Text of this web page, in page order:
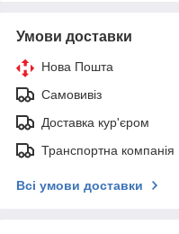
Умови доставки
Нова Пошта
Самовивіз
Доставка кур'єром
Транспортна компанія
Всі умови доставки